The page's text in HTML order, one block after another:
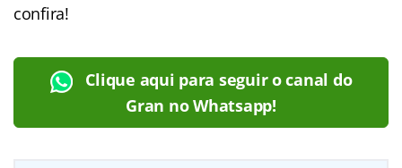
confira!
Clique aqui para seguir o canal do
Gran no Whatsapp!